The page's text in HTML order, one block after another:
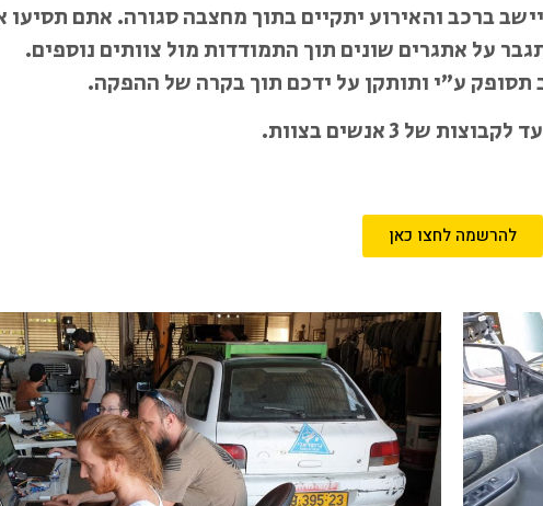
ברכב והאירוע יתקיים בתוך מחצבה סגורה. אתם תסיעו
על אתגרים שונים תוך התמודדות מול צוותים נוספים.
ע”י ותותקן על ידכם תוך בקרה של ההפקה.
של 3 אנשים בצוות.
להרשמה לחצו כאן